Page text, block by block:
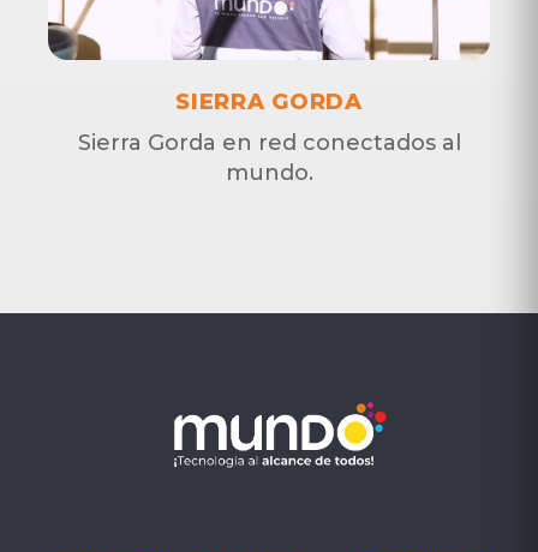
SIERRA GORDA
Sierra Gorda en red conectados al
mundo.